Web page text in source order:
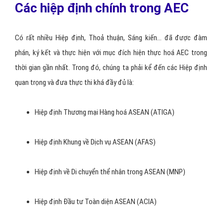
Các hiệp định chính trong AEC
Có rất nhiều Hiệp định, Thoả thuận, Sáng kiến… đã được đàm
phán, ký kết và thực hiện với mục đích hiện thực hoá AEC trong
thời gian gần nhất. Trong đó, chúng ta phải kể đến các Hiệp định
quan trọng và đưa thực thi khá đầy đủ là:
Hiệp định Thương mại Hàng hoá ASEAN (ATIGA)
Hiệp định Khung về Dịch vụ ASEAN (AFAS)
Hiệp định về Di chuyển thể nhân trong ASEAN (MNP)
Hiệp định Đầu tư Toàn diện ASEAN (ACIA)